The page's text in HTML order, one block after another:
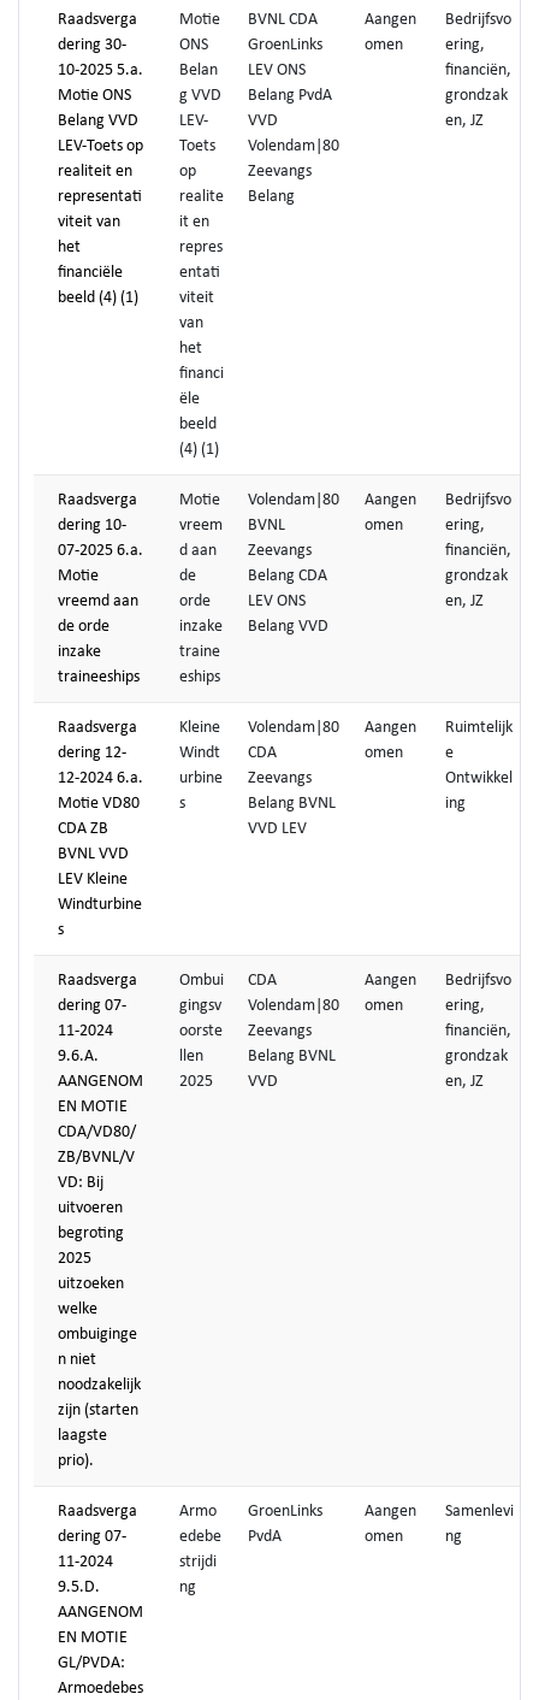
Raadsverga
dering 30-
10-2025 5.a.
Motie ONS
Belang VVD
LEV-Toets op
realiteit en
representati
viteit van
het
financiële
beeld (4) (1)
Motie
ONS
Belan
g VVD
LEV-
Toets
op
realite
it en
repres
entati
viteit
van
het
financi
ële
beeld
(4) (1)
BVNL CDA
GroenLinks
LEV ONS
Belang PvdA
VVD
Volendam|80
Zeevangs
Belang
Aangen
omen
Bedrijfsvo
ering,
financiën,
grondzak
en, JZ
Raadsverga
dering 10-
07-2025 6.a.
Motie
vreemd aan
de orde
inzake
traineeships
Motie
vreem
d aan
de
orde
inzake
traine
eships
Volendam|80
BVNL
Zeevangs
Belang CDA
LEV ONS
Belang VVD
Aangen
omen
Bedrijfsvo
ering,
financiën,
grondzak
en, JZ
Raadsverga
dering 12-
12-2024 6.a.
Motie VD80
CDA ZB
BVNL VVD
LEV Kleine
Windturbine
s
Kleine
Windt
urbine
s
Volendam|80
CDA
Zeevangs
Belang BVNL
VVD LEV
Aangen
omen
Ruimtelijk
e
Ontwikkel
ing
Raadsverga
dering 07-
11-2024
9.6.A.
AANGENOM
EN MOTIE
CDA/VD80/
ZB/BVNL/V
VD: Bij
uitvoeren
begroting
2025
uitzoeken
welke
ombuiginge
n niet
noodzakelijk
zijn (starten
laagste
prio).
Ombui
gingsv
oorste
llen
2025
CDA
Volendam|80
Zeevangs
Belang BVNL
VVD
Aangen
omen
Bedrijfsvo
ering,
financiën,
grondzak
en, JZ
Raadsverga
dering 07-
11-2024
9.5.D.
AANGENOM
EN MOTIE
GL/PVDA:
Armoedebes
Armo
edebe
strijdi
ng
GroenLinks
PvdA
Aangen
omen
Samenlevi
ng